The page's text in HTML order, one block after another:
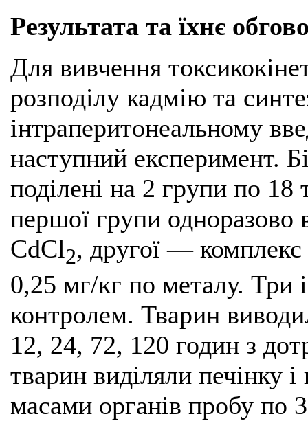
Результата та їхнє
Для вивчення
розподілу кадмію та
інтраперитонеальному
наступний експеримент.
поділені на 2 групи по
першої групи одноразово
CdCl2, другої —
0,25 мг/кг по металу. Три
контролем. Тварин
12, 24, 72, 120 годин з
тварин виділяли печінку
масами органів пробу по